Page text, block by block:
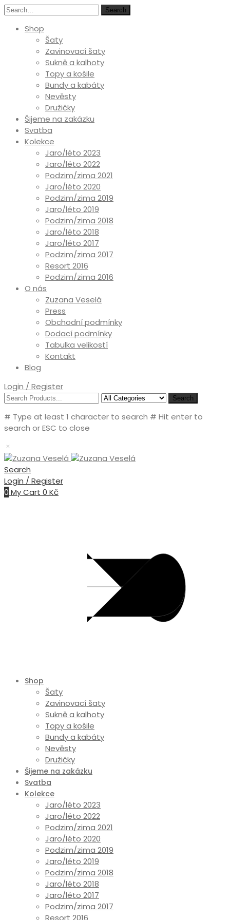
Search
Shop
Šaty
Zavinovací šaty
Sukně a kalhoty
Topy a košile
Bundy a kabáty
Nevěsty
Družičky
Šijeme na zakázku
Svatba
Kolekce
Jaro/léto 2023
Jaro/léto 2022
Podzim/zima 2021
Jaro/léto 2020
Podzim/zima 2019
Jaro/léto 2019
Podzim/zima 2018
Jaro/léto 2018
Jaro/léto 2017
Podzim/zima 2017
Resort 2016
Podzim/zima 2016
O nás
Zuzana Veselá
Press
Obchodní podmínky
Dodací podmínky
Tabulka velikostí
Kontakt
Blog
Login / Register
Search
# Type at least 1 character to search # Hit enter to
search or ESC to close
Search
Login / Register
0 My Cart 0 Kč
Shop
Šaty
Zavinovací šaty
Sukně a kalhoty
Topy a košile
Bundy a kabáty
Nevěsty
Družičky
Šijeme na zakázku
Svatba
Kolekce
Jaro/léto 2023
Jaro/léto 2022
Podzim/zima 2021
Jaro/léto 2020
Podzim/zima 2019
Jaro/léto 2019
Podzim/zima 2018
Jaro/léto 2018
Jaro/léto 2017
Podzim/zima 2017
Resort 2016